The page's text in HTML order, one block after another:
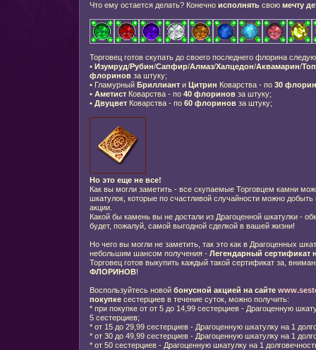
Что ему остается делать? Конечно исполнятьсвою мечту
Торговец готов скупать до своего последнего флорина
• Изумруд/Рубин/Сапфир/Алмаз/Халцедон/Аквамарин/
флориновза штуку;
• Гламурный Бриллианти Цитрин Коварства - по 30
•АметистКоварства - по 40 флоринов за штуку;
• Двуцвет Коварства - по 60 флориновза штуку;
Но это еще не все!
Как вы могли заметить - все скупаемые Торговцем камни
шкатулок, которые по счастливой случайности можно
акции.
Какой бы камень вы не достали из Драгоценной шкатулки -
будет, пожалуй, самой выгодной сделкой в вашей жизни!
Но чего вы могли не заметить, так это как в Драгоценных
небольшим шансом получения - Легендарный сертификат
Торговец готов выкупить каждый такой сертификат за,
ФЛОРИНОВ!
Воспользуйтесь новой бонусной акцией на сайте
покупкесестерциев в течение суток, можно получить:
* при покупке от от 5 до 14,99 сестерциев - Драгоценную
5 сестерциев;
* от 15 до 29,99 сестерциев - Драгоценную шкатулку на 1
* от 30 до 49,99 сестерциев - Драгоценную шкатулку на 1
* от 50 сестерциев - Драгоценную шкатулку на 1